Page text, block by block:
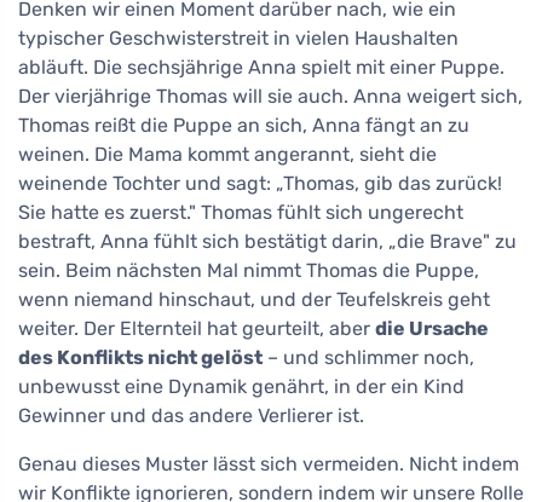
Denken wir einen Moment darüber nach, wie ein
typischer Geschwisterstreit in vielen Haushalten
abläuft. Die sechsjährige Anna spielt mit einer Puppe.
Der vierjährige Thomas will sie auch. Anna weigert sich,
Thomas reißt die Puppe an sich, Anna fängt an zu
weinen. Die Mama kommt angerannt, sieht die
weinende Tochter und sagt: „Thomas, gib das zurück!
Sie hatte es zuerst." Thomas fühlt sich ungerecht
bestraft, Anna fühlt sich bestätigt darin, „die Brave" zu
sein. Beim nächsten Mal nimmt Thomas die Puppe,
wenn niemand hinschaut, und der Teufelskreis geht
weiter. Der Elternteil hat geurteilt, aber die Ursache
des Konflikts nicht gelöst – und schlimmer noch,
unbewusst eine Dynamik genährt, in der ein Kind
Gewinner und das andere Verlierer ist.
Genau dieses Muster lässt sich vermeiden. Nicht indem
wir Konflikte ignorieren, sondern indem wir unsere Rolle